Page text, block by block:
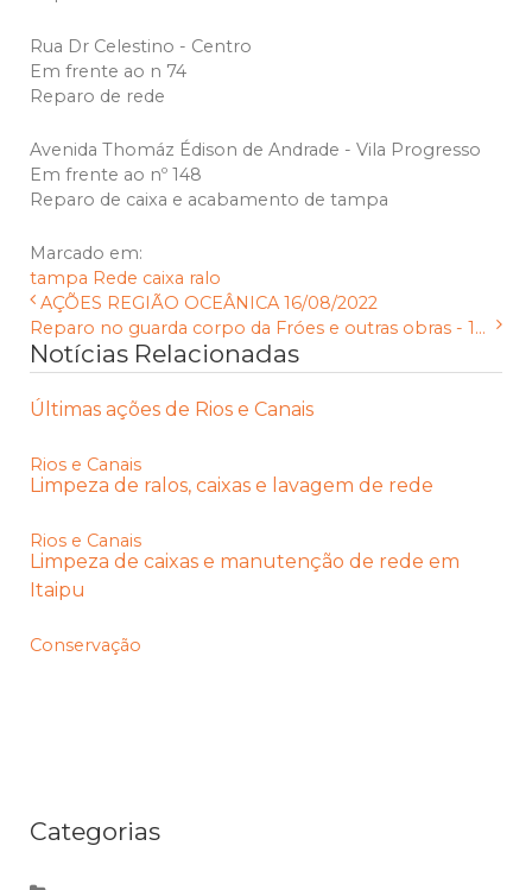
Rua Dr Celestino - Centro
Em frente ao n 74
Reparo de rede
Avenida Thomáz Édison de Andrade - Vila Progresso
Em frente ao nº 148
Reparo de caixa e acabamento de tampa
Marcado em:
tampa Rede caixa ralo
AÇÕES REGIÃO OCEÂNICA 16/08/2022
Reparo no guarda corpo da Fróes e outras obras - 1...
Notícias Relacionadas
Últimas ações de Rios e Canais
Rios e Canais
Limpeza de ralos, caixas e lavagem de rede
Rios e Canais
Limpeza de caixas e manutenção de rede em
Itaipu
Conservação
Categorias